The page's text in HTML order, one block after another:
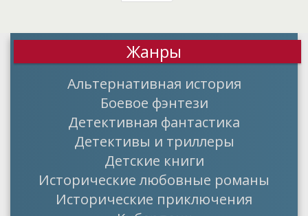
Жанры
Альтернативная история
Боевое фэнтези
Детективная фантастика
Детективы и триллеры
Детские книги
Исторические любовные романы
Исторические приключения